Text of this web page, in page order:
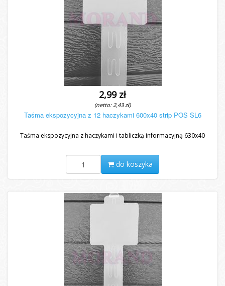
2,99 zł
(netto: 2,43 zł)
Taśma ekspozycyjna z 12 haczykami 600x40 strip POS SL6
Taśma ekspozycyjna z haczykami i tabliczką informacyjną 630x40
do koszyka